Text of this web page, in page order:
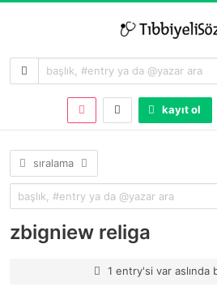
kayıt ol
sıralama
zbigniew religa
1 entry'si var aslında